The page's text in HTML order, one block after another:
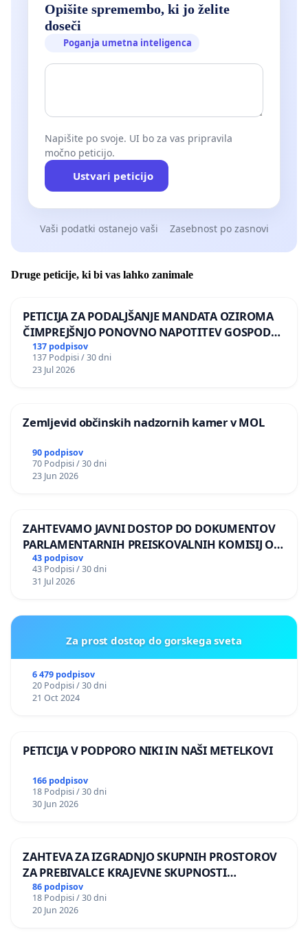
Opišite spremembo, ki jo želite
doseči
Poganja umetna inteligenca
Napišite po svoje. UI bo za vas pripravila
močno peticijo.
Ustvari peticijo
Vaši podatki ostanejo vaši Zasebnost po zasnovi
Druge peticije, ki bi vas lahko zanimale
PETICIJA ZA PODALJŠANJE MANDATA OZIROMA
ČIMPREJŠNJO PONOVNO NAPOTITEV GOSPODA
BERNARDA ŠRAJNERJA NA VELEPOSLANIŠTVO
REPUBLIKE SLOVENIJE V MOSKVI
137 podpisov
137 Podpisi / 30 dni
23 Jul 2026
Zemljevid občinskih nadzornih kamer v MOL
90 podpisov
70 Podpisi / 30 dni
23 Jun 2026
ZAHTEVAMO JAVNI DOSTOP DO DOKUMENTOV
PARLAMENTARNIH PREISKOVALNIH KOMISIJ O
ILEGALNI TRGOVINI Z OROŽJEM
43 podpisov
43 Podpisi / 30 dni
31 Jul 2026
Za prost dostop do gorskega sveta
6 479 podpisov
20 Podpisi / 30 dni
21 Oct 2024
PETICIJA V PODPORO NIKI IN NAŠI METELKOVI
166 podpisov
18 Podpisi / 30 dni
30 Jun 2026
ZAHTEVA ZA IZGRADNJO SKUPNIH PROSTOROV
ZA PREBIVALCE KRAJEVNE SKUPNOSTI
PRESTRANEK
86 podpisov
18 Podpisi / 30 dni
20 Jun 2026